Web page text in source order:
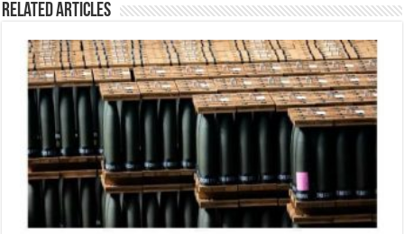
Related Articles